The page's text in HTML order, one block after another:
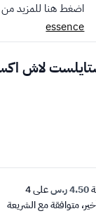
اضغط هنا للمزيد من
essence
ستايلست لاش
4.50 ر.س على4
متوافقة مع الشريعة